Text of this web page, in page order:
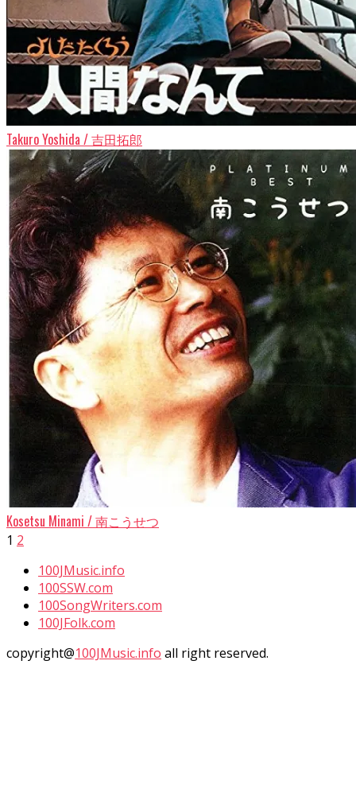
Takuro Yoshida / 吉田拓郎
Kosetsu Minami / 南こうせつ
1 2
100JMusic.info
100SSW.com
100SongWriters.com
100JFolk.com
copyright@100JMusic.info all right reserved.